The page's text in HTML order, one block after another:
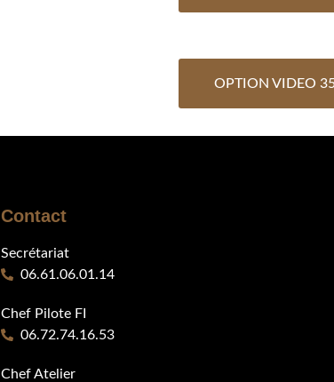
OPTION VIDEO
Contact
Secrétariat
06.61.06.01.14
Chef Pilote FI​
06.72.74.16.53
Chef Atelier​